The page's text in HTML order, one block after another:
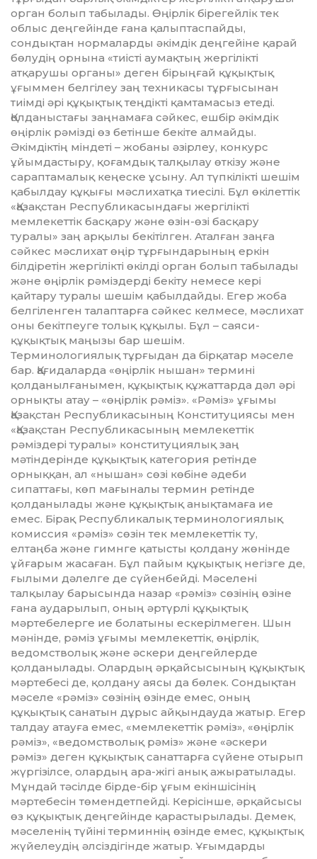
орган болып табылады. Өңірлік бірегейлік тек
облыс деңгейінде ғана қалыптаспайды,
сондықтан нормаларды әкімдік деңгейіне қарай
бөлудің орнына «тиісті аумақтың жергілікті
атқарушы органы» деген бірыңғай құқықтық
ұғыммен белгілеу заң техникасы тұрғысынан
тиімді әрі құқықтық теңдікті қамтамасыз етеді.
Қолданыстағы заңнамаға сәйкес, ешбір әкімдік
өңірлік рәмізді өз бетінше бекіте алмайды.
Әкімдіктің міндеті – жобаны әзірлеу, конкурс
ұйымдастыру, қоғамдық талқылау өткізу және
сараптамалық кеңеске ұсыну. Ал түпкілікті шешім
қабылдау құқығы мәслихатқа тиесілі. Бұл өкілеттік
«Қазақстан Республикасындағы жергілікті
мемлекеттік басқару және өзін-өзі басқару
туралы» заң арқылы бекітілген. Аталған заңға
сәйкес мәслихат өңір тұрғындарының еркін
білдіретін жергілікті өкілді орган болып табылады
және өңірлік рәміздерді бекіту немесе кері
қайтару туралы шешім қабылдайды. Егер жоба
белгіленген талаптарға сәйкес келмесе, мәслихат
оны бекітпеуге толық құқылы. Бұл – саяси-
құқықтық маңызы бар шешім.
Терминологиялық тұрғыдан да бірқатар мәселе
бар. Қағидаларда «өңірлік нышан» термині
қолданылғанымен, құқықтық құжаттарда дәл әрі
орнықты атау – «өңірлік рәміз». «Рәміз» ұғымы
Қазақстан Республикасының Конституциясы мен
«Қазақстан Республикасының мемлекеттік
рәміздері туралы» конституциялық заң
мәтіндерінде құқықтық категория ретінде
орныққан, ал «нышан» сөзі көбіне әдеби
сипаттағы, көп мағыналы термин ретінде
қолданылады және құқықтық анықтамаға ие
емес. Бірақ Республикалық терминологиялық
комиссия «рәміз» сөзін тек мемлекеттік ту,
елтаңба және гимнге қатысты қолдану жөнінде
ұйғарым жасаған. Бұл пайым құқықтық негізге де,
ғылыми дәлелге де сүйенбейді. Мәселені
талқылау барысында назар «рәміз» сөзінің өзіне
ғана аударылып, оның әртүрлі құқықтық
мәртебелерге ие болатыны ескерілмеген. Шын
мәнінде, рәміз ұғымы мемлекеттік, өңірлік,
ведомстволық және әскери деңгейлерде
қолданылады. Олардың әрқайсысының құқықтық
мәртебесі де, қолдану аясы да бөлек. Сондықтан
мәселе «рәміз» сөзінің өзінде емес, оның
құқықтық санатын дұрыс айқындауда жатыр. Егер
талдау атауға емес, «мемлекеттік рәміз», «өңірлік
рәміз», «ведомстволық рәміз» және «әскери
рәміз» деген құқықтық санаттарға сүйене отырып
жүргізілсе, олардың ара-жігі анық ажыратылады.
Мұндай тәсілде бірде-бір ұғым екіншісінің
мәртебесін төмендетпейді. Керісінше, әрқайсысы
өз құқықтық деңгейінде қарастырылады. Демек,
мәселенің түйіні терминнің өзінде емес, құқықтық
жүйелеудің әлсіздігінде жатыр. Ұғымдарды